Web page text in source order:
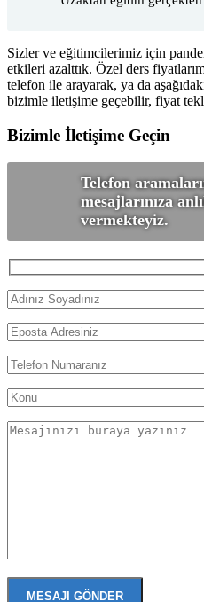
Sizler ve eğitimcilerimiz için
etkileri azalttık. Özel ders
telefon ile arayarak, ya da
bizimle iletişime geçebilir, fiyat
Bizimle İletişime Geçin
Telefon
mesajlarınıza
vermekteyiz.